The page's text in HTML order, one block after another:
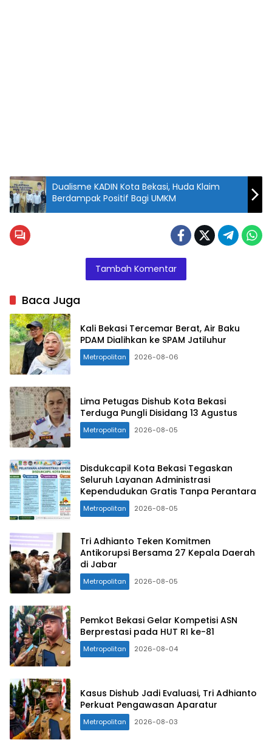
Dualisme KADIN Kota Bekasi, Huda Klaim
Berdampak Positif Bagi UMKM
Tambah Komentar
Baca Juga
Kali Bekasi Tercemar Berat, Air Baku
PDAM Dialihkan ke SPAM Jatiluhur
Metropolitan 2026-08-06
Lima Petugas Dishub Kota Bekasi
Terduga Pungli Disidang 13 Agustus
Metropolitan 2026-08-05
Disdukcapil Kota Bekasi Tegaskan
Seluruh Layanan Administrasi
Kependudukan Gratis Tanpa Perantara
Metropolitan 2026-08-05
Tri Adhianto Teken Komitmen
Antikorupsi Bersama 27 Kepala Daerah
di Jabar
Metropolitan 2026-08-05
Pemkot Bekasi Gelar Kompetisi ASN
Berprestasi pada HUT RI ke-81
Metropolitan 2026-08-04
Kasus Dishub Jadi Evaluasi, Tri Adhianto
Perkuat Pengawasan Aparatur
Metropolitan 2026-08-03